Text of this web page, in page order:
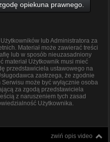
opiekuna prawnego.
lub Administratora za
Materiał może zawierać treści
lub w sposób nieuzasadniony
materiał Użytkownik musi mieć
przedstawiciela ustawowego na
zastrzega, że zgodnie
może być wyłącznie osoba
za zgodą przedstawiciela
z naruszeniem tych zasad
Użytkownika.
zwiń opis video